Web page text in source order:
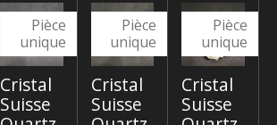
Pièce
unique
Cristal
Suisse
Pièce
unique
Cristal
Suisse
Pièce
unique
Cristal
Suisse